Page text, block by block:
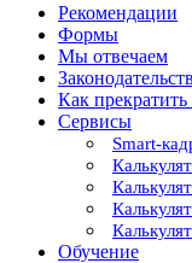
Рекомендации
Формы
Мы отвечаем
Как
Сервисы
Smart-
Обучение